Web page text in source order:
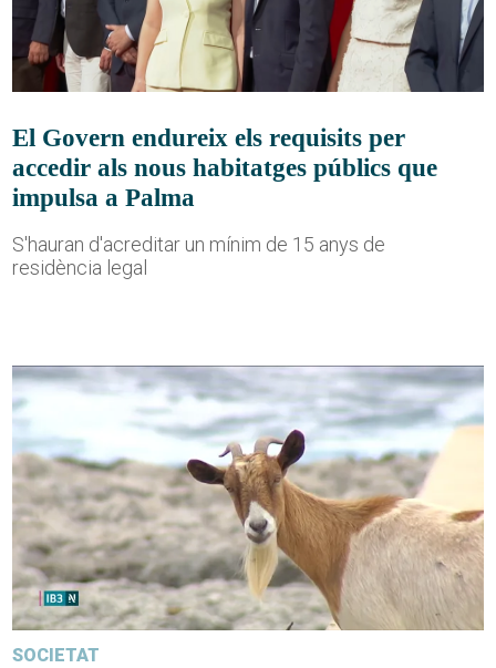
El Govern endureix els requisits per
accedir als nous habitatges públics que
impulsa a Palma
S'hauran d'acreditar un mínim de 15 anys de
residència legal
SOCIETAT